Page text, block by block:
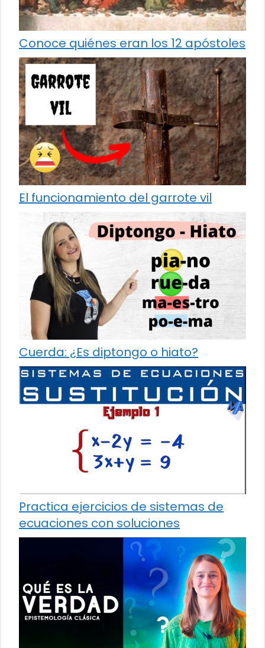
Conoce quiénes eran los 12 apóstoles
El funcionamiento del garrote vil
Cuerda: ¿Es diptongo o hiato?
Practica ejercicios de sistemas de
ecuaciones con soluciones